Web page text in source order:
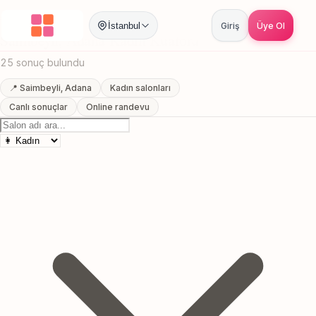
İstanbul Giriş Üye Ol
Anasayfa / Adana Saimbeyli Kadın Kuaförü
Saimbeyli, Adana Kadın Kuaförü
25 sonuç bulundu
📍 Saimbeyli, Adana
Kadın salonları
Canlı sonuçlar
Online randevu